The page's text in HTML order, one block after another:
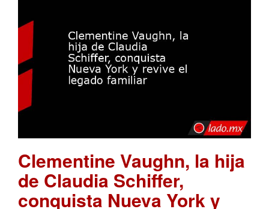
Clementine Vaughn, la hija
de Claudia Schiffer,
conquista Nueva York y